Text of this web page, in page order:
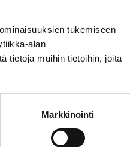
tukemiseen
alan
tietoja muihin tietoihin, joita
Markkinointi